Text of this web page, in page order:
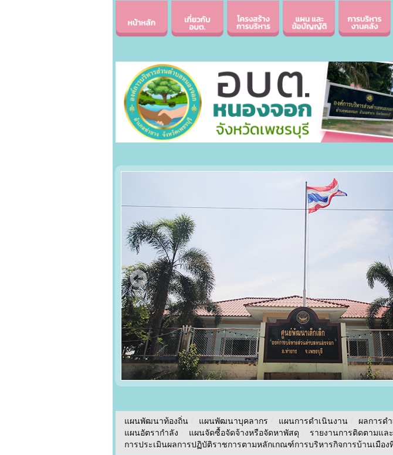
แผนพัฒนาท้องถิ่น / แผนพัฒนาบุคลากร / แผนการดำเนินงาน / ผลการด
แผนอัตรากำลัง / แผนจัดซื้อจัดจ้างหรือจัดหาพัสดุ / รายงานการติดตามแ
การประเมินผลการปฏิบัติราชการตามหลักเกณฑ์การบริหารกิจการบ้านเมือง